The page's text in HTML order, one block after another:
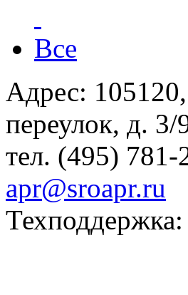
Все
Адрес:
переулок, д. 3/
тел. (495) 781-
apr@sroapr.ru
Техподдержка: